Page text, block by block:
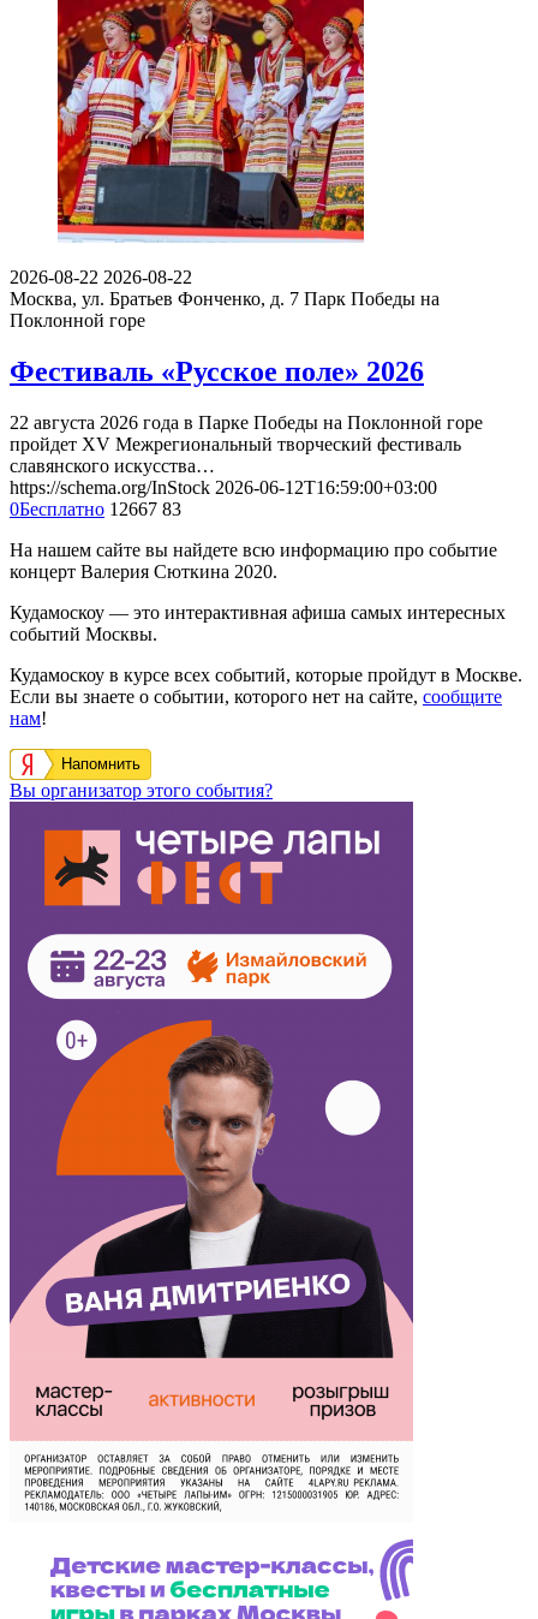
2026-08-22 2026-08-22
Москва, ул. Братьев Фонченко, д. 7 Парк Победы на
Поклонной горе
Фестиваль «Русское поле» 2026
22 августа 2026 года в Парке Победы на Поклонной горе
пройдет XV Межрегиональный творческий фестиваль
славянского искусства…
https://schema.org/InStock 2026-06-12T16:59:00+03:00
0Бесплатно 12667 83
На нашем сайте вы найдете всю информацию про событие
концерт Валерия Сюткина 2020.
Кудамоскоу — это интерактивная афиша самых интересных
событий Москвы.
Кудамоскоу в курсе всех событий, которые пройдут в Москве.
Если вы знаете о событии, которого нет на сайте, сообщите
нам!
Напомнить
Вы организатор этого события?